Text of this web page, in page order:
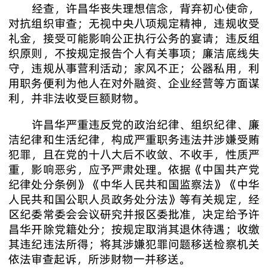
经查，许昌华丧失理想信念，背弃初心使命，
对抗组织审查；无视中央八项规定精神，违规收受
礼金，接受可能影响公正执行公务的宴请；违反组
织原则，不按规定报告个人有关事项；廉洁底线失
守，违规从事营利活动；家风不正；公器私用，利
用职务便利为他人在对外融资、企业经营等方面谋
利，并非法收受巨额财物。
许昌华严重违反党的政治纪律、组织纪律、廉
洁纪律和生活纪律，构成严重职务违法并涉嫌受贿
犯罪，且在党的十八大后不收敛、不收手，性质严
重，影响恶劣，应予严肃处理。依据《中国共产党
纪律处分条例》《中华人民共和国监察法》《中华
人民共和国公职人员政务处分法》等有关规定，经
区纪委常委会会议研究并报区委批准，决定给予许
昌华开除党籍处分；按规定取消其退休待遇；收缴
其违纪违法所得；将其涉嫌犯罪问题移送检察机关
依法审查起诉，所涉财物一并移送。